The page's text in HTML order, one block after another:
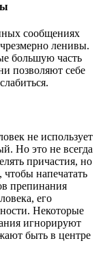
сообщениях
ленивы.
большую часть
позволяют себе
не использует
Но это не всегда
причастия, но
чтобы напечатать
препинания
его
Некоторые
игнорируют
быть в центре